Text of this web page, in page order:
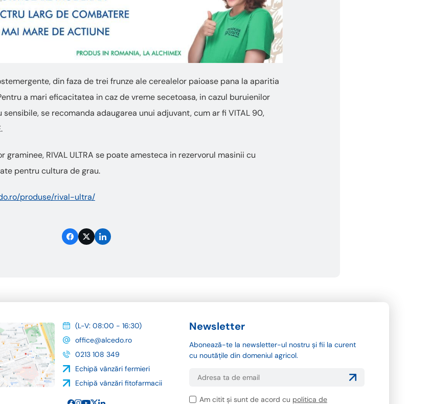
din faza de trei frunze ale cerealelor paioase pana la aparitia
a mari eficacitatea in caz de vreme secetoasa, in cazul buruienilor
se recomanda adaugarea unui adjuvant, cum ar fi VITAL 90,
RIVAL ULTRA se poate amesteca in rezervorul masinii cu
pentru cultura de grau.
produse/rival-ultra/
(L-V: 08:00 - 16:30)
office@alcedo.ro
0213 108 349
Echipă vânzări fermieri
Echipă vânzări fitofarmacii
Newsletter
Abonează-te la newsletter-ul nostru și fii la curent
cu noutățile din domeniul agricol.
Am citit și sunt de acord cu politica de